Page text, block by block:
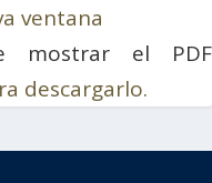
ventana
mostrar el PDF
descargarlo.